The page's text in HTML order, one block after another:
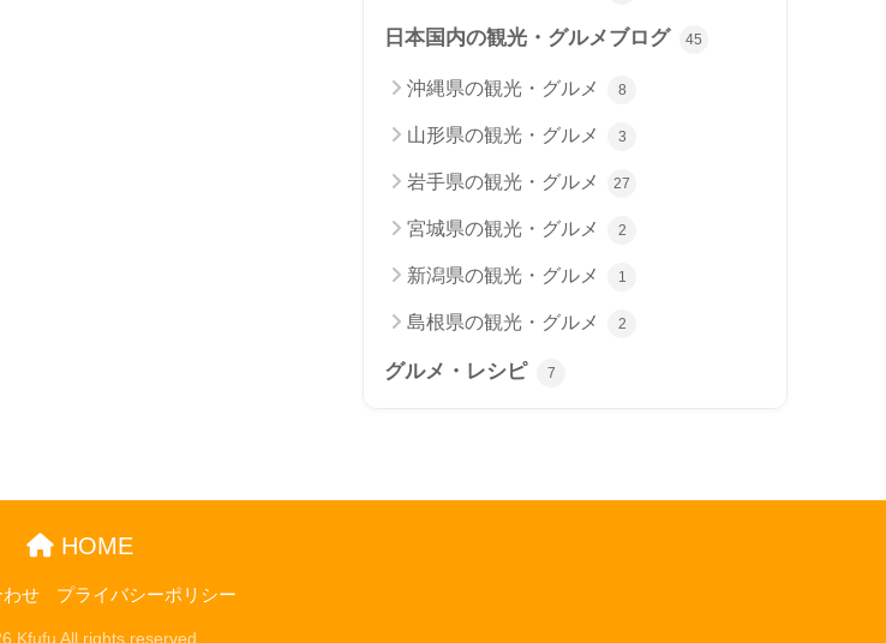
日本国内の観光・グルメブログ 45
沖縄県の観光・グルメ 8
山形県の観光・グルメ 3
岩手県の観光・グルメ 27
宮城県の観光・グルメ 2
新潟県の観光・グルメ 1
島根県の観光・グルメ 2
グルメ・レシピ 7
HOME
わせ プライバシーポリシー
Kfufu All rights reserved.